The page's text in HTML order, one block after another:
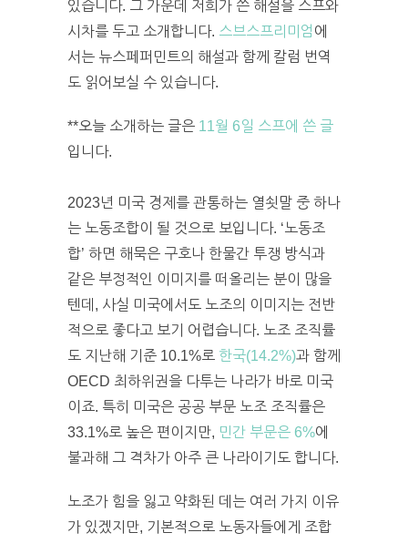
있습니다. 그 가운데 저희가 쓴 해설을 스프와
시차를 두고 소개합니다. 스브스프리미엄 에
서는 뉴스페퍼민트의 해설과 함께 칼럼 번역
도 읽어보실 수 있습니다.
**오늘 소개하는 글은 11월 6일 스프에 쓴 글
입니다.
2023년 미국 경제를 관통하는 열쇳말 중 하나
는 노동조합이 될 것으로 보입니다. ‘노동조
합’ 하면 해묵은 구호나 한물간 투쟁 방식과
같은 부정적인 이미지를 떠올리는 분이 많을
텐데, 사실 미국에서도 노조의 이미지는 전반
적으로 좋다고 보기 어렵습니다. 노조 조직률
도 지난해 기준 10.1%로 한국(14.2%)과 함께
OECD 최하위권을 다투는 나라가 바로 미국
이죠. 특히 미국은 공공 부문 노조 조직률은
33.1%로 높은 편이지만, 민간 부문은 6%에
불과해 그 격차가 아주 큰 나라이기도 합니다.
노조가 힘을 잃고 약화된 데는 여러 가지 이유
가 있겠지만, 기본적으로 노동자들에게 조합